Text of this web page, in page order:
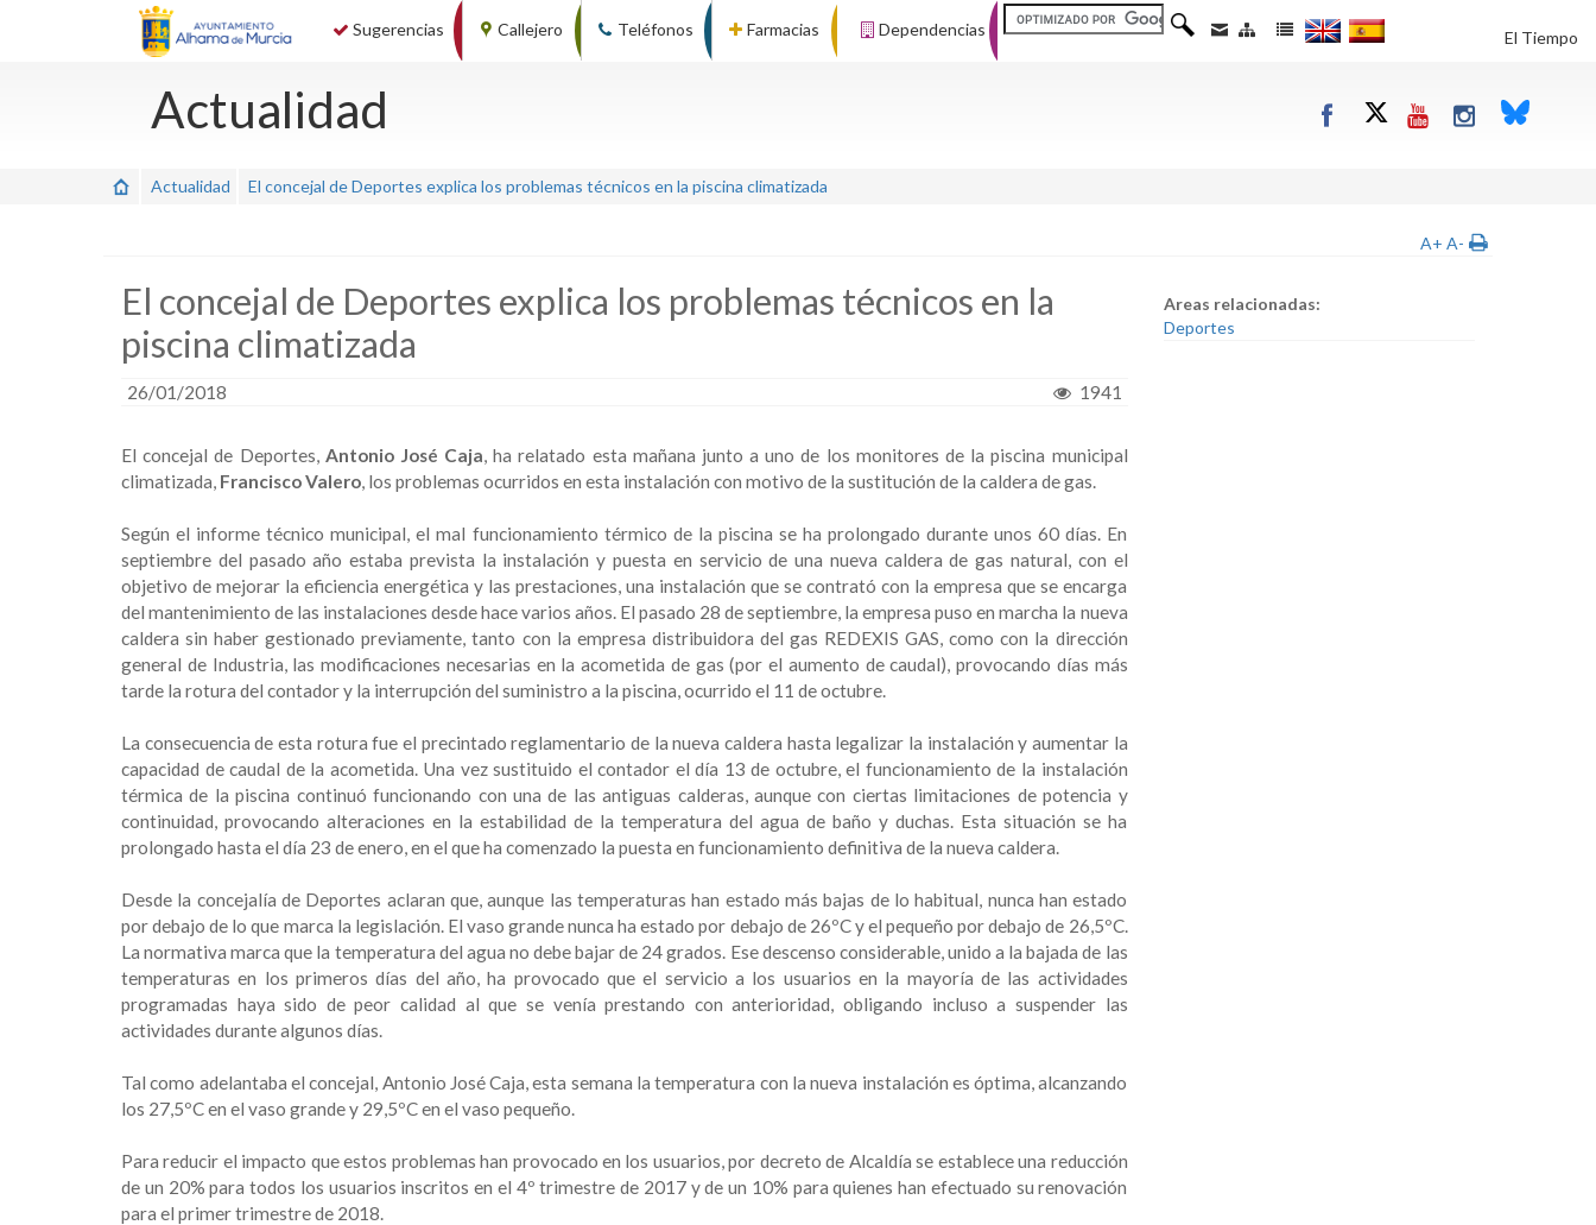
Sugerencias Callejero Teléfonos Farmacias Dependencias El Tiempo
Actualidad
Actualidad El concejal de Deportes explica los problemas técnicos en la piscina climatizada
A+ A-
El concejal de Deportes explica los problemas técnicos en la
piscina climatizada
26/01/2018 1941
El concejal de Deportes, Antonio José Caja, ha relatado esta mañana junto a uno de los monitores de la piscina municipal
climatizada, Francisco Valero, los problemas ocurridos en esta instalación con motivo de la sustitución de la caldera de gas.
Según el informe técnico municipal, el mal funcionamiento térmico de la piscina se ha prolongado durante unos 60 días. En
septiembre del pasado año estaba prevista la instalación y puesta en servicio de una nueva caldera de gas natural, con el
objetivo de mejorar la eficiencia energética y las prestaciones, una instalación que se contrató con la empresa que se encarga
del mantenimiento de las instalaciones desde hace varios años. El pasado 28 de septiembre, la empresa puso en marcha la nueva
caldera sin haber gestionado previamente, tanto con la empresa distribuidora del gas REDEXIS GAS, como con la dirección
general de Industria, las modificaciones necesarias en la acometida de gas (por el aumento de caudal), provocando días más
tarde la rotura del contador y la interrupción del suministro a la piscina, ocurrido el 11 de octubre.
La consecuencia de esta rotura fue el precintado reglamentario de la nueva caldera hasta legalizar la instalación y aumentar la
capacidad de caudal de la acometida. Una vez sustituido el contador el día 13 de octubre, el funcionamiento de la instalación
térmica de la piscina continuó funcionando con una de las antiguas calderas, aunque con ciertas limitaciones de potencia y
continuidad, provocando alteraciones en la estabilidad de la temperatura del agua de baño y duchas. Esta situación se ha
prolongado hasta el día 23 de enero, en el que ha comenzado la puesta en funcionamiento definitiva de la nueva caldera.
Desde la concejalía de Deportes aclaran que, aunque las temperaturas han estado más bajas de lo habitual, nunca han estado
por debajo de lo que marca la legislación. El vaso grande nunca ha estado por debajo de 26ºC y el pequeño por debajo de 26,5ºC.
La normativa marca que la temperatura del agua no debe bajar de 24 grados. Ese descenso considerable, unido a la bajada de las
temperaturas en los primeros días del año, ha provocado que el servicio a los usuarios en la mayoría de las actividades
programadas haya sido de peor calidad al que se venía prestando con anterioridad, obligando incluso a suspender las
actividades durante algunos días.
Tal como adelantaba el concejal, Antonio José Caja, esta semana la temperatura con la nueva instalación es óptima, alcanzando
los 27,5ºC en el vaso grande y 29,5ºC en el vaso pequeño.
Para reducir el impacto que estos problemas han provocado en los usuarios, por decreto de Alcaldía se establece una reducción
de un 20% para todos los usuarios inscritos en el 4º trimestre de 2017 y de un 10% para quienes han efectuado su renovación
para el primer trimestre de 2018.
Areas relacionadas:
Deportes